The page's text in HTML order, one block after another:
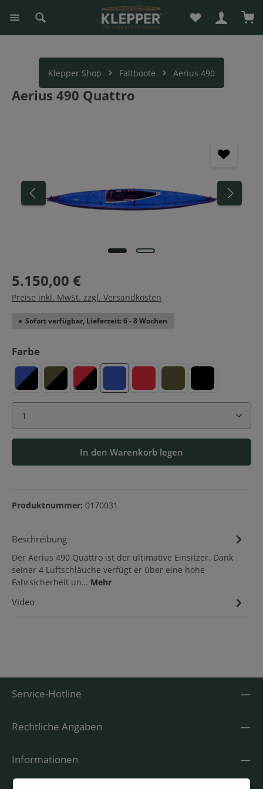
springen Du hast 0
Klepper Shop Faltboote Aerius 490
Aerius 490 Quattro
5.150,00 €
Preise inkl. MwSt. zzgl. Versandkosten
Sofort verfügbar, Lieferzeit: 6 - 8 Wochen
Farbeauswählen
Blau-SchwarzOliv-SchwarzRot-Schwarz
Blau Rot Oliv Schwarz
Produkt Anzahl: Gib den gewünschten Wert ein
In den Warenkorb legen
Produktnummer: 0170031
Beschreibung
Der Aerius 490 Quattro ist der ultimative Einsitzer. Dank
seiner 4 Luftschläuche verfügt er über eine hohe
Fahrsicherheit un… Mehr
Video
Service-Hotline
Rechtliche Angaben
Informationen